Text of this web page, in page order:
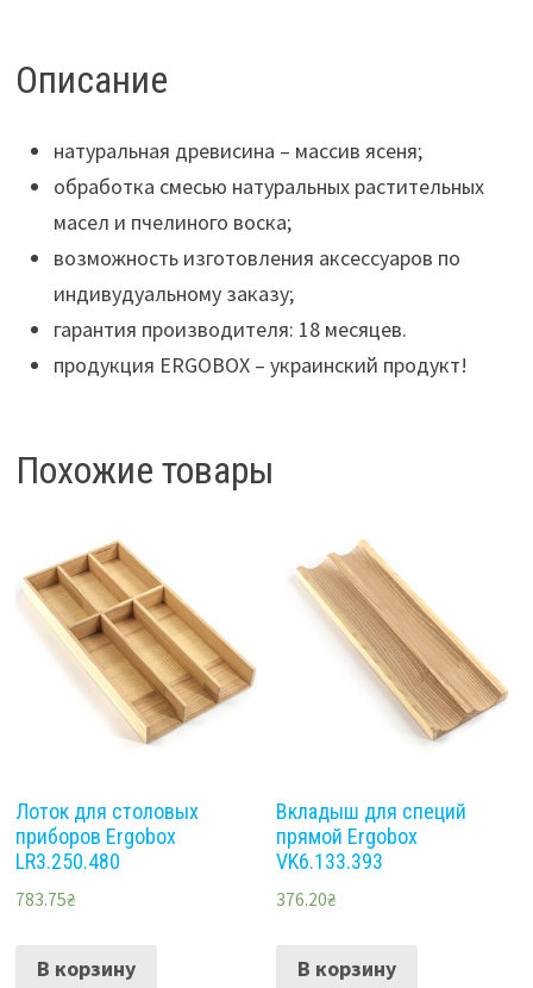
VK5.133.393
Описание
натуральная древисина – массив ясеня;
обработка смесью натуральных растительных
масел и пчелиного воска;
возможность изготовления аксессуаров по
индивудуальному заказу;
гарантия производителя: 18 месяцев.
продукция ERGOBOX – украинский продукт!
Похожие товары
Лоток для столовых
приборов Ergobox
LR3.250.480
783.75₴
В корзину
Вкладыш для специй
прямой Ergobox
VK6.133.393
376.20₴
В корзину